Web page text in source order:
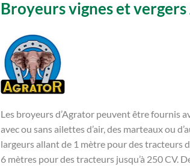
Broyeurs vignes et
Les broyeurs d’Agrator peuvent être fournis
avec ou sans ailettes d’air, des marteaux ou
largeurs allant de 1 mètre pour des tracteurs
6 mètres pour des tracteurs jusqu’à 250 CV.